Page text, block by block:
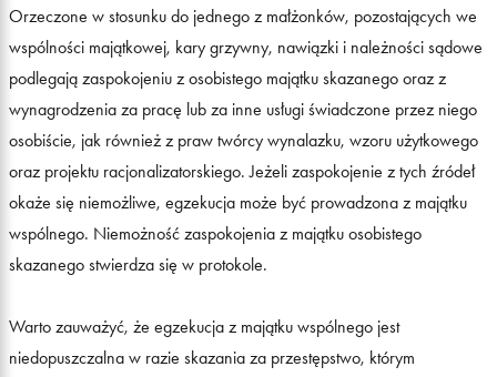
Orzeczone w stosunku do jednego z małżonków, pozostających we
wspólności majątkowej, kary grzywny, nawiązki i należności sądowe
podlegają zaspokojeniu z osobistego majątku skazanego oraz z
wynagrodzenia za pracę lub za inne usługi świadczone przez niego
osobiście, jak również z praw twórcy wynalazku, wzoru użytkowego
oraz projektu racjonalizatorskiego. Jeżeli zaspokojenie z tych źródeł
okaże się niemożliwe, egzekucja może być prowadzona z majątku
wspólnego. Niemożność zaspokojenia z majątku osobistego
skazanego stwierdza się w protokole.
Warto zauważyć, że egzekucja z majątku wspólnego jest
niedopuszczalna w razie skazania za przestępstwo, którym